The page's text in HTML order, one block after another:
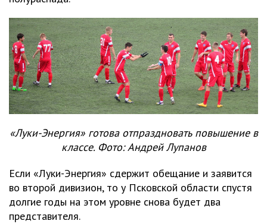
«Луки-Энергия» готова отпраздновать повышение в
классе. Фото: Андрей Лупанов
Если «Луки-Энергия» сдержит обещание и заявится
во второй дивизион, то у Псковской области спустя
долгие годы на этом уровне снова будет два
представителя.